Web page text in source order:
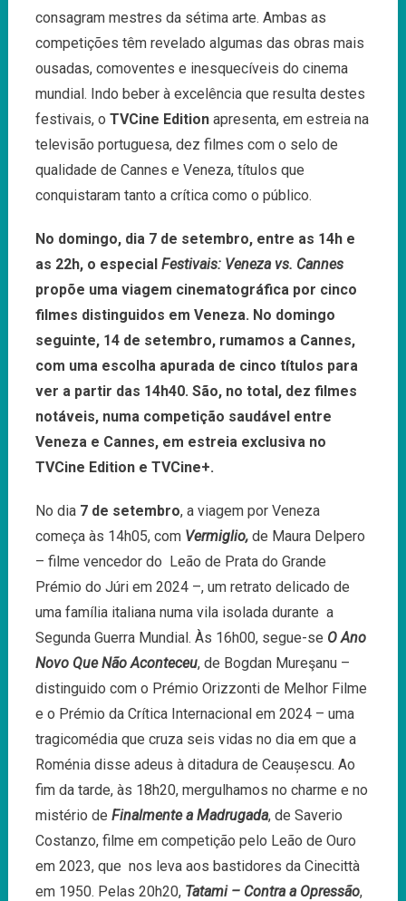
E
Veneza
consagram mestres da sétima arte. Ambas as
competições têm revelado algumas das obras mais
ousadas, comoventes e inesquecíveis do cinema
mundial. Indo beber à excelência que resulta destes
festivais, o TVCine Editionapresenta, em estreia na
televisão portuguesa, dez filmes com o selo de
qualidade de Cannes e Veneza, títulos que
conquistaram tanto a crítica como o público.
No domingo, dia 7 de setembro, entre as 14h e
as 22h, o especial Festivais: Veneza vs. Cannes
propõe uma viagem cinematográfica por cinco
filmes distinguidos em Veneza. No domingo
seguinte, 14 de setembro, rumamos a Cannes,
com uma escolha apurada de cinco títulos para
ver a partir das 14h40. São, no total, dez filmes
notáveis, numa competição saudável entre
Veneza e Cannes, em estreia exclusiva no
TVCine Edition e TVCine+.
No dia 7 de setembro, a viagem por Veneza
começa às 14h05, com Vermiglio, de Maura Delpero
– filme vencedor do Leão de Prata do Grande
Prémio do Júri em 2024 –, um retrato delicado de
uma família italiana numa vila isolada durante a
Segunda Guerra Mundial. Às 16h00, segue-se O Ano
Novo Que Não Aconteceu, de Bogdan Mureşanu –
distinguido com o Prémio Orizzonti de Melhor Filme
e o Prémio da Crítica Internacional em 2024 – uma
tragicomédia que cruza seis vidas no dia em que a
Roménia disse adeus à ditadura de Ceaușescu. Ao
fim da tarde, às 18h20, mergulhamos no charme e no
mistério de Finalmente a Madrugada, de Saverio
Costanzo, filme em competição pelo Leão de Ouro
em 2023, que nos leva aos bastidores da Cinecittà
em 1950. Pelas 20h20, Tatami – Contra a Opressão,